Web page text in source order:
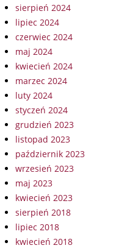
sierpień 2024
lipiec 2024
czerwiec 2024
maj 2024
kwiecień 2024
marzec 2024
luty 2024
styczeń 2024
grudzień 2023
listopad 2023
październik 2023
wrzesień 2023
maj 2023
kwiecień 2023
sierpień 2018
lipiec 2018
kwiecień 2018